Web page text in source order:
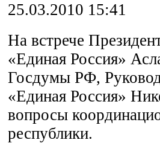
25.03.2010 15:41
На встрече
«Единая Россия»
Госдумы РФ,
«Единая Россия»
вопросы
республики.